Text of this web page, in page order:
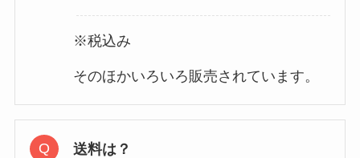
※税込み
そのほかいろいろ販売されています。
送料は？